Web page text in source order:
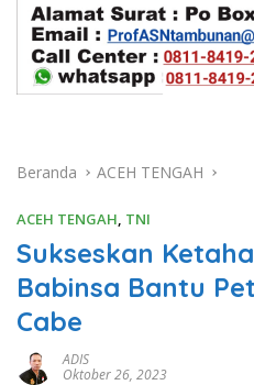
Beranda ACEH TENGAH
ACEH TENGAH, TNI
Sukseskan
Babinsa Bantu
Cabe
ADIS
Oktober 26, 2023